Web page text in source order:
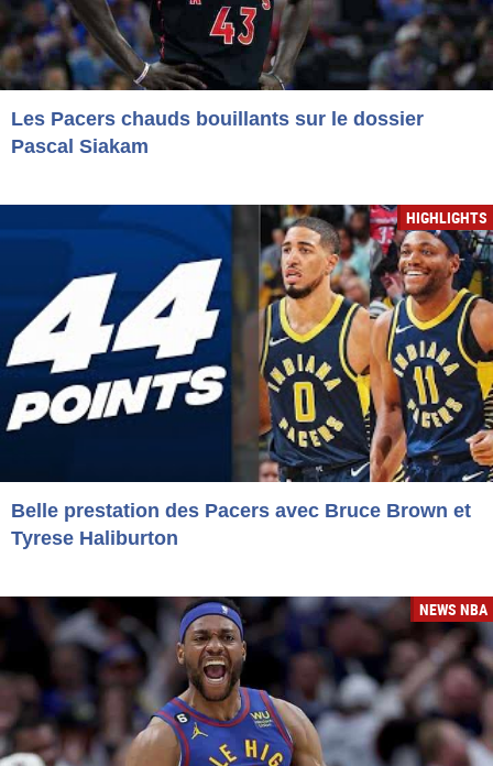
Les Pacers chauds bouillants sur le dossier
Pascal Siakam
HIGHLIGHTS
Belle prestation des Pacers avec Bruce Brown et
Tyrese Haliburton
NEWS NBA